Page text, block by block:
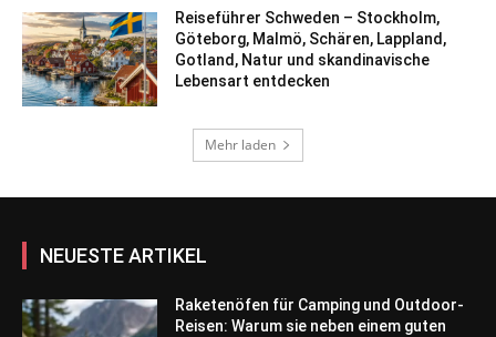
Reiseführer Schweden – Stockholm,
Göteborg, Malmö, Schären, Lappland,
Gotland, Natur und skandinavische
Lebensart entdecken
Mehr laden
NEUESTE ARTIKEL
Raketenöfen für Camping und Outdoor-
Reisen: Warum sie neben einem guten